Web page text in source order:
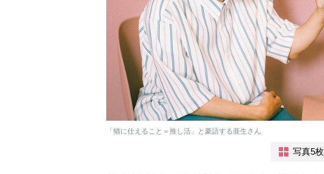
「猫に仕えること＝推し活」と豪語する亜生さん
写真5枚